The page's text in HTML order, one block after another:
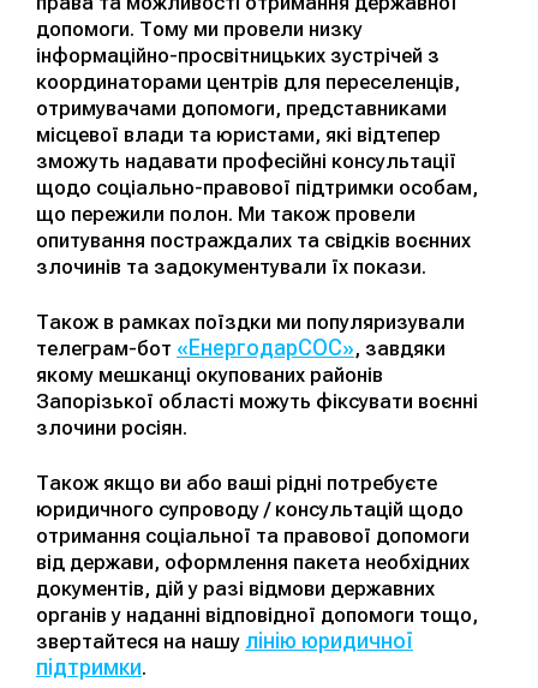
допомоги. Тому ми провели низку
інформаційно-просвітницьких зустрічей з
координаторами центрів для переселенців,
отримувачами допомоги, представниками
місцевої влади та юристами, які відтепер
зможуть надавати професійні консультації
щодо соціально-правової підтримки особам,
що пережили полон. Ми також провели
опитування постраждалих та свідків воєнних
злочинів та задокументували їх покази.
Також в рамках поїздки ми популяризували
телеграм-бот «ЕнергодарСОС», завдяки
якому мешканці окупованих районів
Запорізької області можуть фіксувати воєнні
злочини росіян.
Також якщо ви або ваші рідні потребуєте
юридичного супроводу / консультацій щодо
отримання соціальної та правової допомоги
від держави, оформлення пакета необхідних
документів, дій у разі відмови державних
органів у наданні відповідної допомоги тощо,
звертайтеся на нашу лінію юридичної
підтримки.